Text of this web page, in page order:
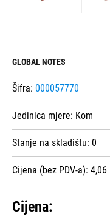
GLOBAL NOTES
Šifra: 000057770
Jedinica mjere: Kom
Stanje na skladištu: 0
Cijena (bez PDV-a): 4,06
Cijena: